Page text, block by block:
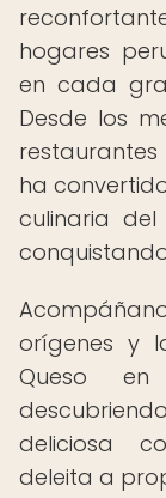
hogares
en cada
Desde los
ha
culinaria
orígenes y
Queso
deliciosa
deleita a